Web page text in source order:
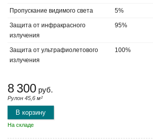
Пропускание видимого света 5%
Защита от инфракрасного
излучения
95%
Защита от ультрафиолетового
излучения
100%
8 300 руб.
Рулон 45,6 м²
В корзину
На складе